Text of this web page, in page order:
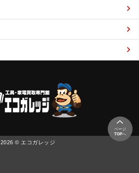
2026 © エコガレッジ
ページ
TOPへ